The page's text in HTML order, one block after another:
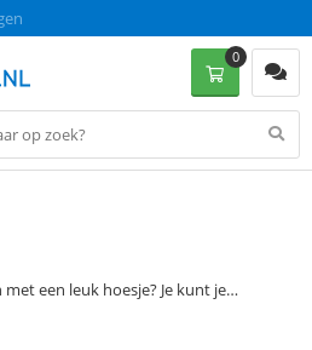
0
aan de linkerkant van